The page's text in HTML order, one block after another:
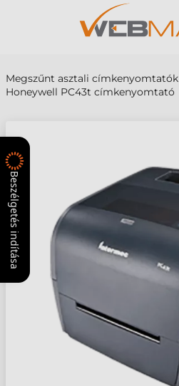
Megszűnt asztali címkenyomtatók
Honeywell PC43t címkenyomtató
Beszélgetés indítása